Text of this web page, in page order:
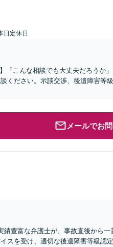
日定休日
「こんな相談でも大丈夫だろうか
ください。示談交渉、後遺障害等
メールでお
豊富な弁護士が、事故直後から一
スを受け、適切な後遺障害等級認